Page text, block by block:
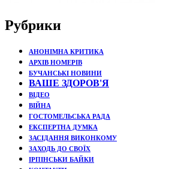
Рубрики
АНОНІМНА КРИТИКА
АРХІВ НОМЕРІВ
БУЧАНСЬКІ НОВИНИ
ВАШЕ ЗДОРОВ'Я
ВІДЕО
ВІЙНА
ГОСТОМЕЛЬСЬКА РАДА
ЕКСПЕРТНА ДУМКА
ЗАСІДАННЯ ВИКОНКОМУ
ЗАХОДЬ ДО СВОЇХ
ІРПІНСЬКИ БАЙКИ